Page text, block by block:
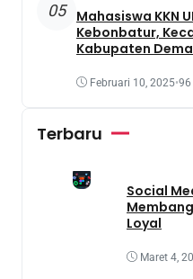
05
Mahasiswa KKN
Kebonbatur,
Kabupaten
Memanfaatkan
Februari 10, 2025•
Terbaru
Social
Loyal
Maret 4,